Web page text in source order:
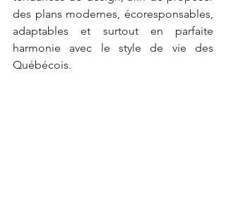
des plans modernes, écoresponsables,
adaptables et surtout en parfaite
harmonie avec le style de vie des
Québécois.